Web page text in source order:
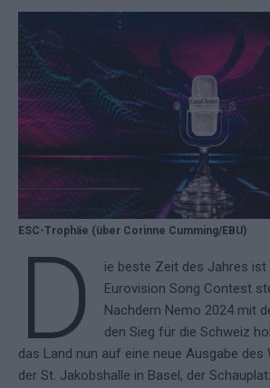
ESC-Trophäe (über Corinne Cumming/EBU)
D
ie beste Zeit des Jahres ist
Eurovision Song Contest
Nachdem Nemo 2024 mit
den Sieg für die Schweiz
das Land nun auf eine neue Ausgabe des
der St. Jakobshalle in Basel, der